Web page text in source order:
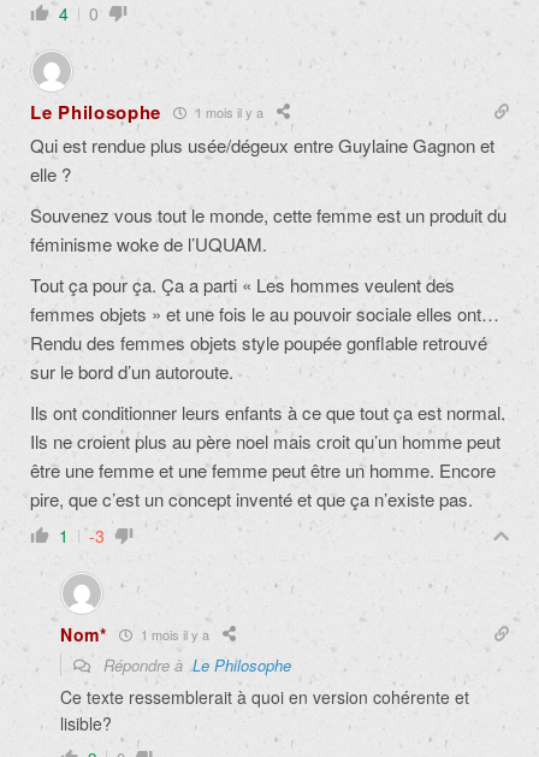
4 0
Le Philosophe 1 mois il y a
Qui est rendue plus usée/dégeux entre Guylaine Gagnon et
elle ?
Souvenez vous tout le monde, cette femme est un produit du
féminisme woke de l’UQUAM.
Tout ça pour ça. Ça a parti « Les hommes veulent des
femmes objets » et une fois le au pouvoir sociale elles ont…
Rendu des femmes objets style poupée gonflable retrouvé
sur le bord d’un autoroute.
Ils ont conditionner leurs enfants à ce que tout ça est normal.
Ils ne croient plus au père noel mais croit qu’un homme peut
être une femme et une femme peut être un homme. Encore
pire, que c’est un concept inventé et que ça n’existe pas.
1 -3
Nom* 1 mois il y a
Répondre àLe Philosophe
Ce texte ressemblerait à quoi en version cohérente et
lisible?